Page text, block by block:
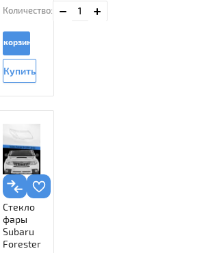
Количество:
В корзину
Купить
в 1
Стекло
фары
Subaru
Forester